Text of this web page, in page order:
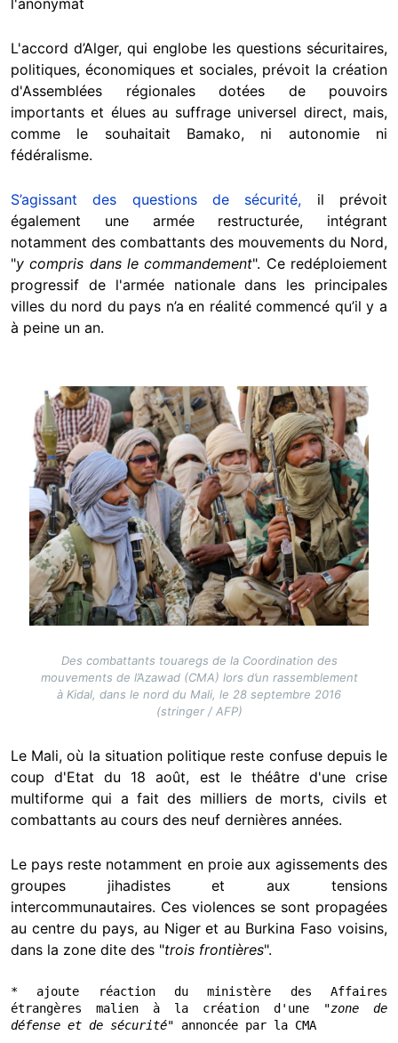
L'accord d’Alger, qui englobe les questions sécuritaires,
politiques, économiques et sociales, prévoit la création
d'Assemblées régionales dotées de pouvoirs
importants et élues au suffrage universel direct, mais,
comme le souhaitait Bamako, ni autonomie ni
fédéralisme.
S’agissant des questions de sécurité, il prévoit
également une armée restructurée, intégrant
notamment des combattants des mouvements du Nord,
"y compris dans le commandement". Ce redéploiement
progressif de l'armée nationale dans les principales
villes du nord du pays n’a en réalité commencé qu’il y a
à peine un an.
Image
Des combattants touaregs de la Coordination des
mouvements de l’Azawad (CMA) lors d’un rassemblement
à Kidal, dans le nord du Mali, le 28 septembre 2016
(stringer / AFP)
Le Mali, où la situation politique reste confuse depuis le
coup d'Etat du 18 août, est le théâtre d'une crise
multiforme qui a fait des milliers de morts, civils et
combattants au cours des neuf dernières années.
Le pays reste notamment en proie aux agissements des
groupes jihadistes et aux tensions
intercommunautaires. Ces violences se sont propagées
au centre du pays, au Niger et au Burkina Faso voisins,
dans la zone dite des "trois frontières".
* ajoute réaction du ministère des Affaires
étrangères malien à la création d'une "zone de
défense et de sécurité" annoncée par la CMA